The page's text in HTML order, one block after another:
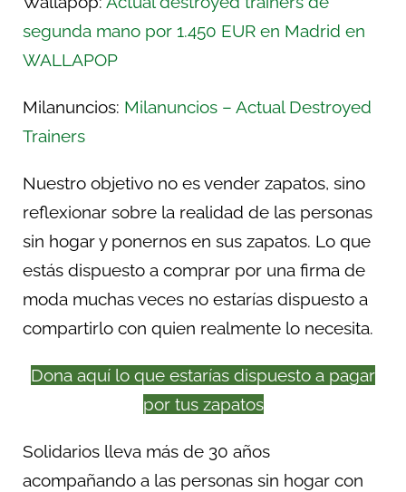
segunda mano por 1.450 EUR en Madrid en
WALLAPOP
Milanuncios: Milanuncios – Actual Destroyed
Trainers
Nuestro objetivo no es vender zapatos, sino
reflexionar sobre la realidad de las personas
sin hogar y ponernos en sus zapatos. Lo que
estás dispuesto a comprar por una firma de
moda muchas veces no estarías dispuesto a
compartirlo con quien realmente lo necesita.
Dona aquí lo que estarías dispuesto a pagar
por tus zapatos
Solidarios lleva más de 30 años
acompañando a las personas sin hogar con